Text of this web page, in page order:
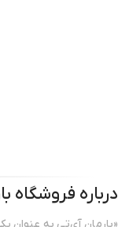
درباره فروشگاه